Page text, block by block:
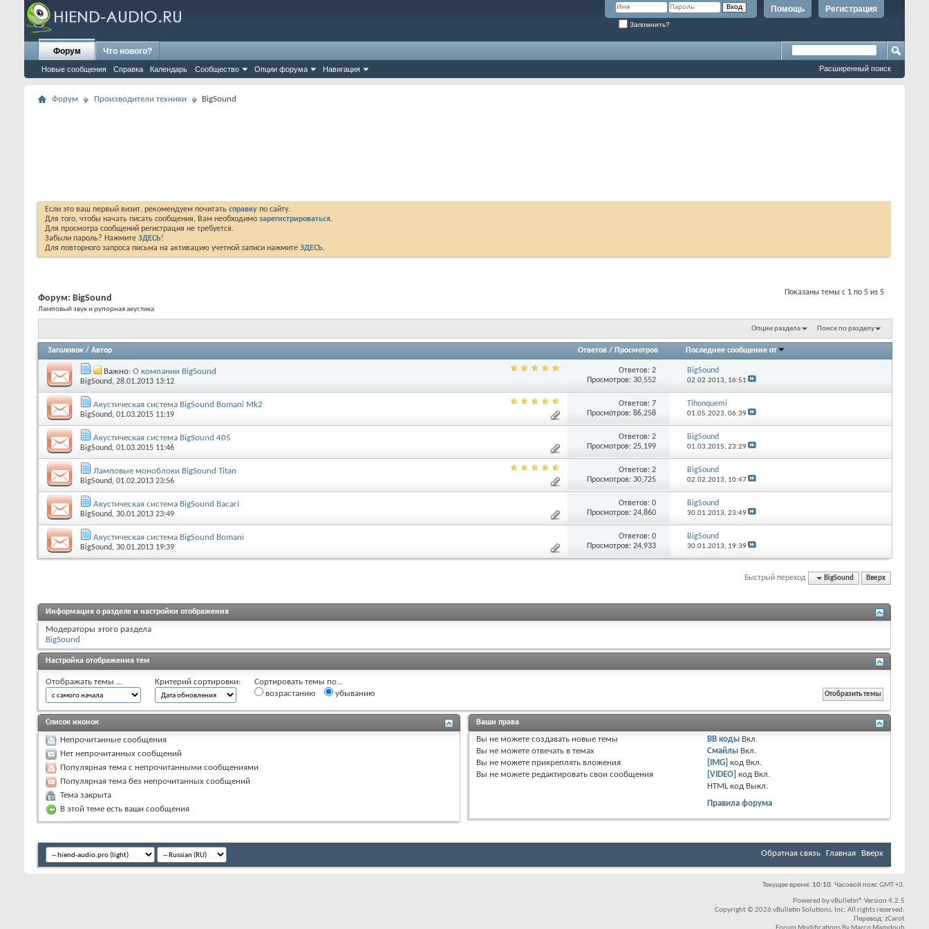
Регистрация
Помощь
Запомнить?
Форум
Новые сообщения Справка Календарь Сообщество Опции форума Навигация
Что нового?
Расширенный поиск
Форум Производители техники BigSound
Если это ваш первый визит, рекомендуем почитать справку по сайту.
Для того, чтобы начать писать сообщения, Вам необходимо зарегистрироваться.
Для просмотра сообщений регистрация не требуется.
Забыли пароль? Нажмите ЗДЕСЬ!
Для повторного запроса письма на активацию учетной записи нажмите ЗДЕСЬ.
Показаны темы с 1 по 5 из 5
Форум: BigSound
Ламповый звук и рупорная акустика
Опции раздела Поиск по разделу
Заголовок / Автор Ответов / Просмотров Последнее сообщение от
Важно: О компании BigSound
BigSound, 28.01.2013 13:12
Ответов:2
Просмотров: 30,552
BigSound
02.02.2013, 16:51
Акустическая система BigSound Bomani Mk2
BigSound, 01.03.2015 11:19
Ответов:7
Просмотров: 86,258
Tihonquemi
01.05.2023, 06:39
Акустическая система BigSound 405
BigSound, 01.03.2015 11:46
Ответов:2
Просмотров: 25,199
BigSound
01.03.2015, 23:29
Ламповые моноблоки BigSound Titan
BigSound, 01.02.2013 23:56
Ответов:2
Просмотров: 30,725
BigSound
02.02.2013, 10:47
Акустическая система BigSound Bacari
BigSound, 30.01.2013 23:49
Ответов:0
Просмотров: 24,860
BigSound
30.01.2013, 23:49
Акустическая система BigSound Bomani
BigSound, 30.01.2013 19:39
Ответов:0
Просмотров: 24,933
BigSound
30.01.2013, 19:39
Быстрый переход BigSound Вверх
Информация о разделе и настройки отображения
Модераторы этого раздела
BigSound
Настройка отображения тем
Отображать темы ... Критерий сортировки:
Сортировать темы по...
возрастанию
убыванию
Список иконок
Непрочитанные сообщения
Нет непрочитанных сообщений
Популярная тема с непрочитанными сообщениями
Популярная тема без непрочитанных сообщений
Тема закрыта
В этой теме есть ваши сообщения
Ваши права
Вы не можете создавать новые темы
Вы не можете отвечать в темах
Вы не можете прикреплять вложения
Вы не можете редактировать свои сообщения
BB коды Вкл.
Смайлы Вкл.
[IMG] код Вкл.
[VIDEO] код Вкл.
HTML код Выкл.
Правила форума
Обратная связь Главная Вверх
Текущее время: 10:10. Часовой пояс GMT +3.
Powered byvBulletin® Version 4.2.5
Copyright © 2026 vBulletin Solutions, Inc. All rights reserved.
Перевод: zCarot